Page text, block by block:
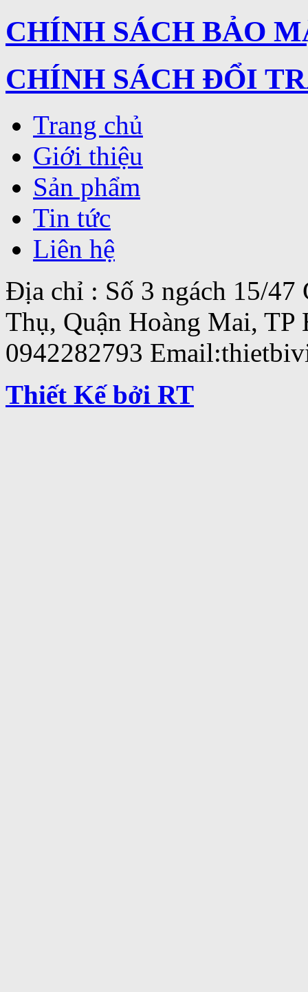
CHÍNH SÁCH BẢO
CHÍNH SÁCH ĐỔI
Trang chủ
Giới thiệu
Sản phẩm
Tin tức
Liên hệ
Địa chỉ : Số 3 ngách 15/47
Thụ, Quận Hoàng Mai, TP
0942282793
Thiết Kế bởi RT